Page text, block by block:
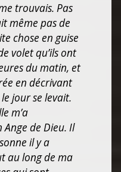
trouvais. Pas
même pas de
chose en guise
volet qu’ils ont
du matin, et
en décrivant
jour se levait.
m’a
Ange de Dieu. Il
il y a
au long de ma